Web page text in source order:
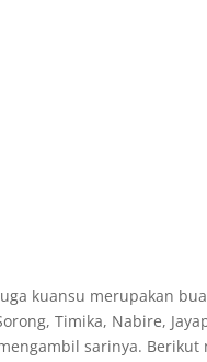
kuansu merupakan
Timika, Nabire,
sarinya. Berikut